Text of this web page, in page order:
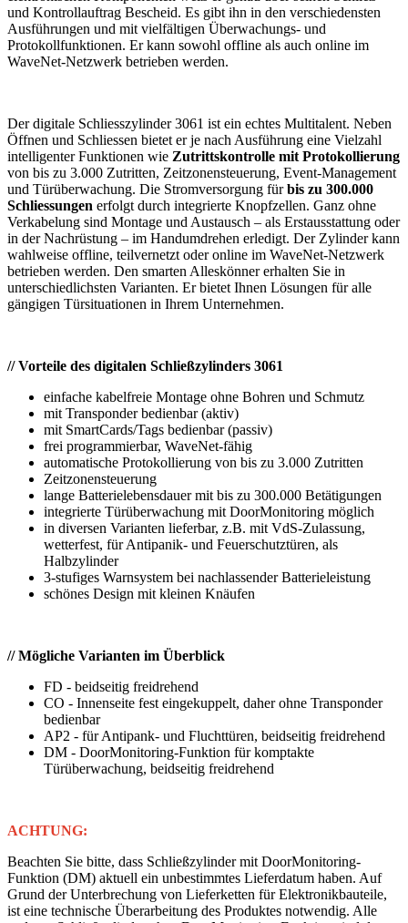
und Kontrollauftrag Bescheid. Es gibt ihn in den verschiedensten
Ausführungen und mit vielfältigen Überwachungs- und
Protokollfunktionen. Er kann sowohl offline als auch online im
WaveNet-Netzwerk betrieben werden.
Der digitale Schliesszylinder 3061 ist ein echtes Multitalent. Neben
Öffnen und Schliessen bietet er je nach Ausführung eine Vielzahl
intelligenter Funktionen wie Zutrittskontrolle mit Protokollierung
von bis zu 3.000 Zutritten, Zeitzonensteuerung, Event-Management
und Türüberwachung. Die Stromversorgung fürbis zu 300.000
Schliessungen erfolgt durch integrierte Knopfzellen. Ganz ohne
Verkabelung sind Montage und Austausch – als Erstausstattung oder
in der Nachrüstung – im Handumdrehen erledigt. Der Zylinder kann
wahlweise offline, teilvernetzt oder online im WaveNet-Netzwerk
betrieben werden. Den smarten Alleskönner erhalten Sie in
unterschiedlichsten Varianten. Er bietet Ihnen Lösungen für alle
gängigen Türsituationen in Ihrem Unternehmen.
// Vorteile des digitalen Schließzylinders 3061
einfache kabelfreie Montage ohne Bohren und Schmutz
mit Transponder bedienbar (aktiv)
mit SmartCards/Tags bedienbar (passiv)
frei programmierbar, WaveNet-fähig
automatische Protokollierung von bis zu 3.000 Zutritten
Zeitzonensteuerung
lange Batterielebensdauer mit bis zu 300.000 Betätigungen
integrierte Türüberwachung mit DoorMonitoring möglich
in diversen Varianten lieferbar, z.B. mit VdS-Zulassung,
wetterfest, für Antipanik- und Feuerschutztüren, als
Halbzylinder
3-stufiges Warnsystem bei nachlassender Batterieleistung
schönes Design mit kleinen Knäufen
// Mögliche Varianten im Überblick
FD - beidseitig freidrehend
CO - Innenseite fest eingekuppelt, daher ohne Transponder
bedienbar
AP2 - für Antipank- und Fluchttüren, beidseitig freidrehend
DM - DoorMonitoring-Funktion für komptakte
Türüberwachung, beidseitig freidrehend
ACHTUNG:
Beachten Sie bitte, dass Schließzylinder mit DoorMonitoring-
Funktion (DM) aktuell ein unbestimmtes Lieferdatum haben. Auf
Grund der Unterbrechung von Lieferketten für Elektronikbauteile,
ist eine technische Überarbeitung des Produktes notwendig. Alle